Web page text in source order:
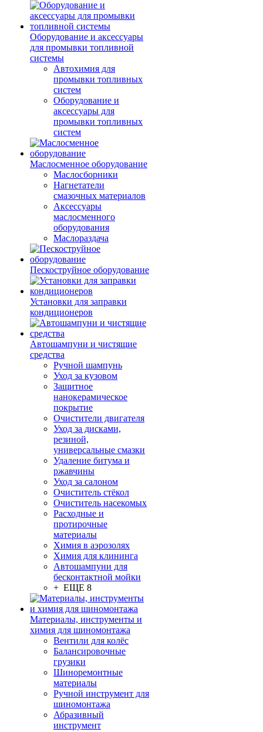
Оборудование и аксессуары
для промывки топливной
системы
Автохимия для
промывки топливных
систем
Оборудование и
аксессуары для
промывки топливных
систем
Маслосменное оборудование
Маслосборники
Нагнетатели
смазочных материалов
Аксессуары
маслосменного
оборудования
Маслораздача
Пескоструйное оборудование
Установки для заправки
кондиционеров
Автошампуни и чистящие
средства
Ручной шампунь
Уход за кузовом
Защитное
нанокерамическое
покрытие
Очистители двигателя
Уход за дисками,
резиной,
универсальные смазки
Удаление битума и
ржавчины
Уход за салоном
Очиститель стёкол
Очиститель насекомых
Расходные и
протирочные
материалы
Химия в аэрозолях
Химия для клининга
Автошампуни для
бесконтактной мойки
+ ЕЩЕ 8
Материалы, инструменты и
химия для шиномонтажа
Вентили для колёс
Балансировочные
грузики
Шиноремонтные
материалы
Ручной инструмент для
шиномонтажа
Абразивный
инструмент